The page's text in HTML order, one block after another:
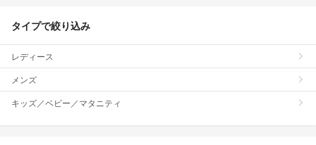
タイプで絞り込み
レディース
メンズ
キッズ／ベビー／マタニティ